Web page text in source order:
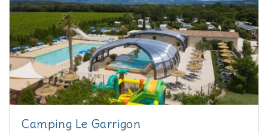
Camping Le Garrigon